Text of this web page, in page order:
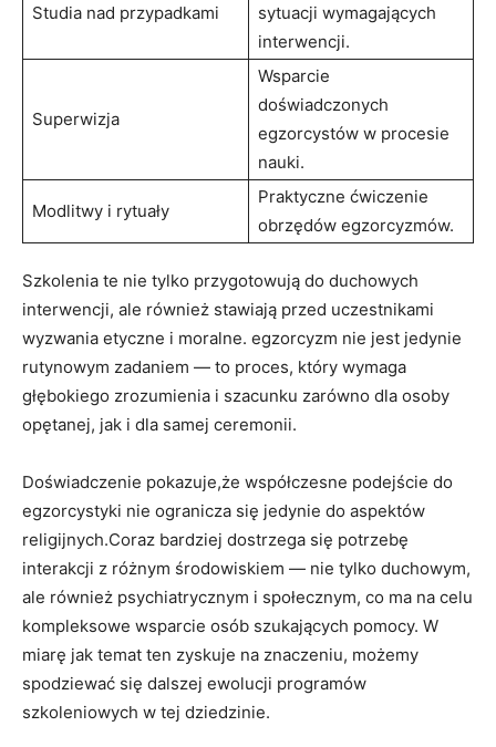
Studia nad przypadkami
sytuacji‌ wymagających
interwencji.
Superwizja
Wsparcie
doświadczonych
egzorcystów w procesie
nauki.
Modlitwy i rytuały
Praktyczne ćwiczenie
obrzędów egzorcyzmów.
Szkolenia te nie tylko‌ przygotowują do duchowych​
interwencji, ale również‌ stawiają ⁣przed uczestnikami
⁢wyzwania⁢ etyczne i ​moralne. egzorcyzm nie jest jedynie
rutynowym zadaniem — to proces, który wymaga
głębokiego zrozumienia i szacunku zarówno dla osoby
opętanej, ⁢jak i dla samej ceremonii.
Doświadczenie pokazuje,że⁤ współczesne podejście⁣ do
⁣egzorcystyki nie ogranicza się jedynie do aspektów
⁢religijnych.Coraz ⁢bardziej dostrzega się ⁢potrzebę
interakcji z​ różnym ‌środowiskiem — nie tylko duchowym,
ale również psychiatrycznym i⁤ społecznym, co ​ma ⁣na celu
⁣kompleksowe wsparcie osób szukających ⁢pomocy.⁤ W
‌miarę jak temat ‌ten ⁤zyskuje​ na znaczeniu, możemy
spodziewać się dalszej ewolucji programów
szkoleniowych w tej dziedzinie.